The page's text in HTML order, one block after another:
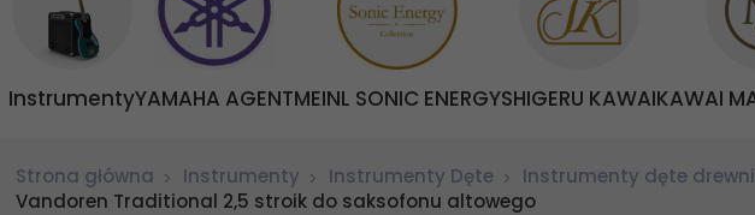
InstrumentyYAMAHA AGENTMEINL SONIC ENERGYSHIGERU KAWAIKAWAI
Strona główna Instrumenty Instrumenty Dęte Instrumenty dęte
Vandoren Traditional 2,5 stroik do saksofonu altowego